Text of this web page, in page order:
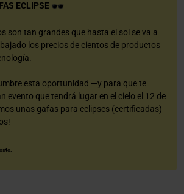
ECLIPSE
son tan grandes que hasta el sol se va a
los precios de cientos de productos
esta oportunidad —y para que te
evento que tendrá lugar en el cielo el 12 de
unas gafas para eclipses (certificadas)